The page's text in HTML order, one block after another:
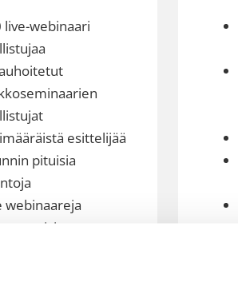
live-webinaari
esittelijää
pituisia
webinaareja